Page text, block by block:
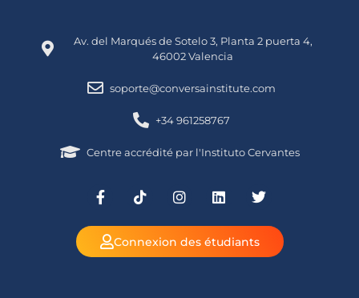
Av. del Marqués de Sotelo 3, Planta 2 puerta 4,
46002 Valencia
soporte@conversainstitute.com
+34 961258767
Centre accrédité par l'Instituto Cervantes
Connexion des étudiants